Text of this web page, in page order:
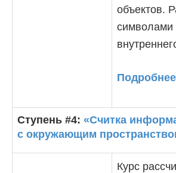
объектов.
Ступень #4: «Считка
с окружающим
Курс